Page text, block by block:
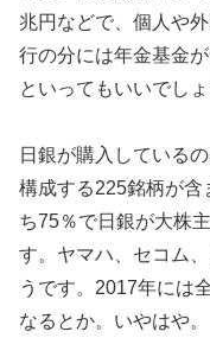
兆円などで、個人や
行の分には年金基金
といってもいいでしょ
日銀が購入している
構成する225銘柄が含
ち75％で日銀が大株
す。ヤマハ、セコム
うです。2017年には
なるとか。いやはや。